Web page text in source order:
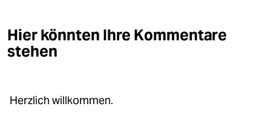
Hier könnten Ihre Kommentare
stehen
Herzlich willkommen.